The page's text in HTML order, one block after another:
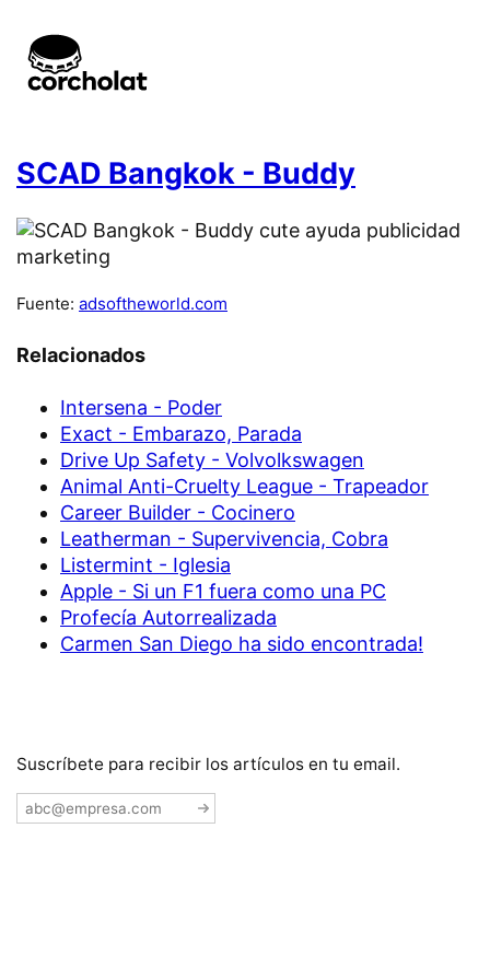
SCAD Bangkok - Buddy
Fuente: adsoftheworld.com
Relacionados
Intersena - Poder
Exact - Embarazo, Parada
Drive Up Safety - Volvolkswagen
Animal Anti-Cruelty League - Trapeador
Career Builder - Cocinero
Leatherman - Supervivencia, Cobra
Listermint - Iglesia
Apple - Si un F1 fuera como una PC
Profecía Autorrealizada
Carmen San Diego ha sido encontrada!
Suscríbete para recibir los artículos en tu email.